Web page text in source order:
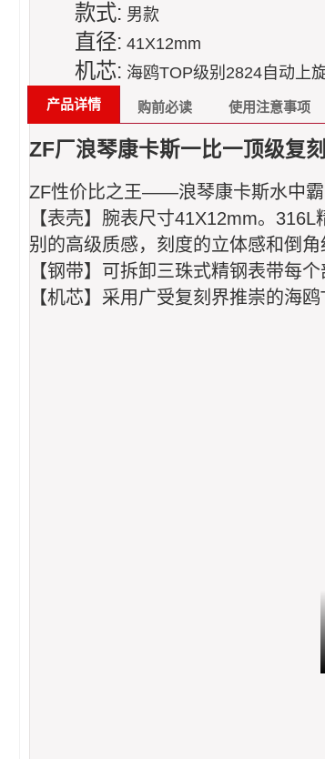
款式: 男款
直径: 41X12mm
机芯: 海鸥TOP级别2824自动上
产品详情 购前必读 使用注意事项
ZF厂浪琴康卡斯一比一顶级复
ZF性价比之王——浪琴康卡斯水中
【表壳】腕表尺寸41X12mm。
别的高级质感，刻度的立体感和倒角
【钢带】可拆卸三珠式精钢表带每
【机芯】采用广受复刻界推崇的海